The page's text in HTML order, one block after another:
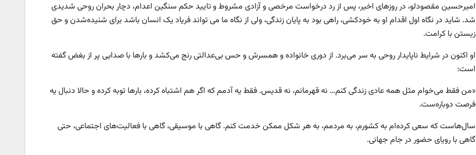
امیرحسین مقصودلو، در روزهای اخیر، پس از رد درخواست مرخصی و آزادی مشروط و تایید حکم سنگین اعدام، دچار بحران روحی شدیدی
شد. شاید در نگاه اول اقدام او به خودکشی، راهى بود به پایان زندگی، ولى از نگاه ما مى تواند فریاد یک انسان باشد برای شنیده‌شدن و حق
زیستن با کرامت.
او اکنون در شرایط ناپایدار روحی به سر می‌برد. از دوری خانواده و همسرش و حس بی‌عدالتی رنج می‌کشد و بارها با صدایی پر از بغض گفته
است:
«من فقط می‌خوام مثل همه عادی زندگی کنم… نه قهرمانم، نه قدیس. فقط یه آدمم که اگر هم اشتباه کرده، بارها توبه کرده و حالا دنبال یه
فرصت دوباره‌ست.
سال‌هاست که سعی کرده‌ام به کشورم، به مردمم، به هر شکل ممکن خدمت کنم. گاهی با موسیقی، گاهی با فعالیت‌های اجتماعی، حتی
گاهی با رویای حضور در جام جهانی.